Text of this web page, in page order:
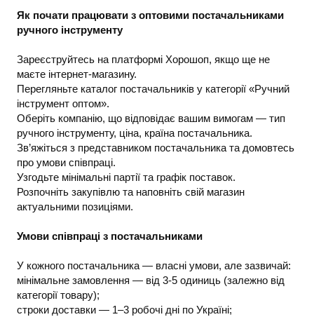
Як почати працювати з оптовими постачальниками
ручного інструменту
Зареєструйтесь на платформі Хорошоп, якщо ще не
маєте інтернет-магазину.
Перегляньте каталог постачальників у категорії «Ручний
інструмент оптом».
Оберіть компанію, що відповідає вашим вимогам — тип
ручного інструменту, ціна, країна постачальника.
Зв’яжіться з представником постачальника та домовтесь
про умови співпраці.
Узгодьте мінімальні партії та графік поставок.
Розпочніть закупівлю та наповніть свій магазин
актуальними позиціями.
Умови співпраці з постачальниками
У кожного постачальника — власні умови, але зазвичай:
мінімальне замовлення — від 3-5 одиниць (залежно від
категорії товару);
строки доставки — 1–3 робочі дні по Україні;